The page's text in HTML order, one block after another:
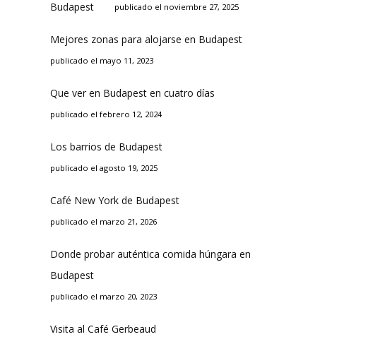
publicado el noviembre 27, 2025
Mejores zonas para alojarse en Budapest
publicado el mayo 11, 2023
Que ver en Budapest en cuatro días
publicado el febrero 12, 2024
Los barrios de Budapest
publicado el agosto 19, 2025
Café New York de Budapest
publicado el marzo 21, 2026
Donde probar auténtica comida húngara en
Budapest
publicado el marzo 20, 2023
Visita al Café Gerbeaud